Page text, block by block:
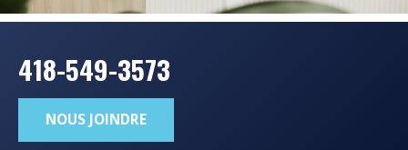
418-549-3573
NOUS JOINDRE